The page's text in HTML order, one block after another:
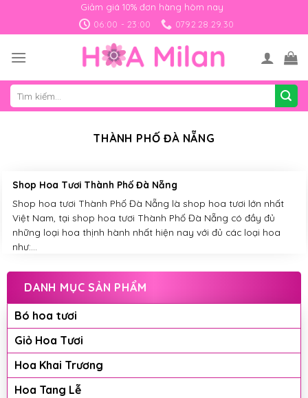
Giảm giá 10% đơn hàng hôm nay
06:00 - 23:00
0792.28.29.30
Tìm
kiếm:
THÀNH PHỐ ĐÀ NẴNG
Shop Hoa Tươi Thành Phố Đà Nẵng
Shop hoa tươi Thành Phố Đà Nẵng là shop hoa tươi lớn nhất
Việt Nam, tại shop hoa tươi Thành Phố Đà Nẵng có đầy đủ
những loại hoa thịnh hành nhất hiện nay với đủ các loại hoa
như:...
DANH MỤC SẢN PHẨM
Bó hoa tươi
Giỏ Hoa Tươi
Hoa Khai Trương
Hoa Tang Lễ